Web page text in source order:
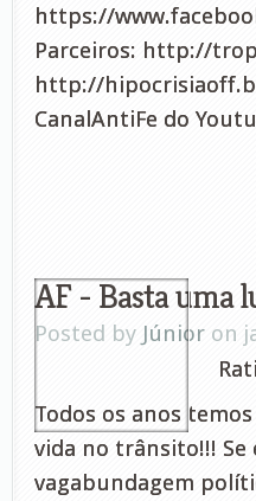
https://
Parceiros: http://
http://
CanalAntiFe do
AF - Basta uma
Posted by Júnior on
Todos os anos
vida no trânsito!!! Se
vagabundagem